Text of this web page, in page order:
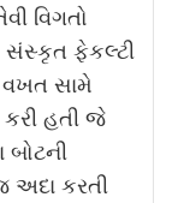
વિગતો
ફેકલ્ટી
વખત સામે
હતી જે
બોટની
અદા કરતી